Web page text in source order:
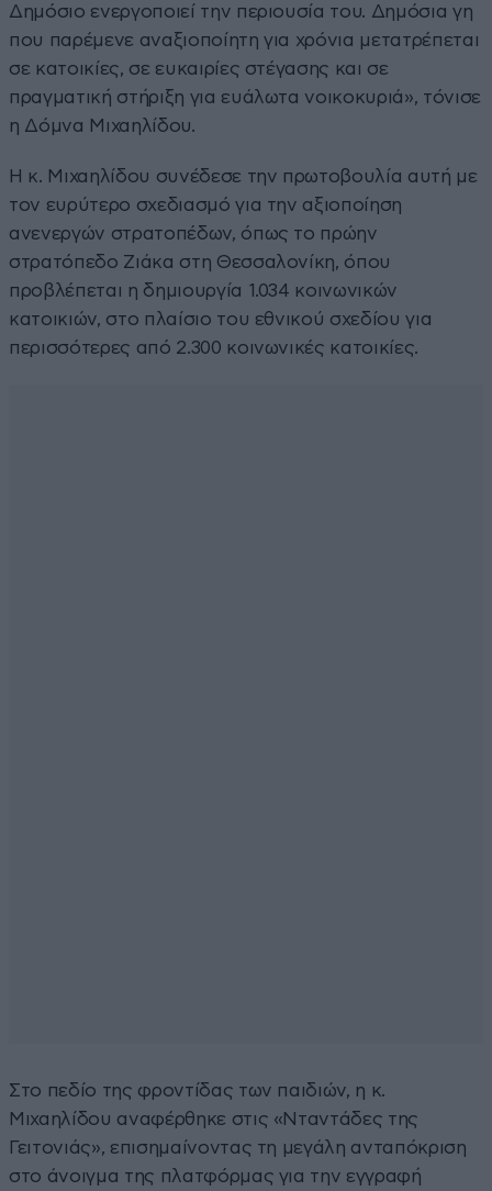
Δημόσιο ενεργοποιεί την περιουσία του. Δημόσια γη
που παρέμενε αναξιοποίητη για χρόνια μετατρέπεται
σε κατοικίες, σε ευκαιρίες στέγασης και σε
πραγματική στήριξη για ευάλωτα νοικοκυριά», τόνισε
η Δόμνα Μιχαηλίδου.
Η κ. Μιχαηλίδου συνέδεσε την πρωτοβουλία αυτή με
τον ευρύτερο σχεδιασμό για την αξιοποίηση
ανενεργών στρατοπέδων, όπως το πρώην
στρατόπεδο Ζιάκα στη Θεσσαλονίκη, όπου
προβλέπεται η δημιουργία 1.034 κοινωνικών
κατοικιών, στο πλαίσιο του εθνικού σχεδίου για
περισσότερες από 2.300 κοινωνικές κατοικίες.
Στο πεδίο της φροντίδας των παιδιών, η κ.
Μιχαηλίδου αναφέρθηκε στις «Νταντάδες της
Γειτονιάς», επισημαίνοντας τη μεγάλη ανταπόκριση
στο άνοιγμα της πλατφόρμας για την εγγραφή